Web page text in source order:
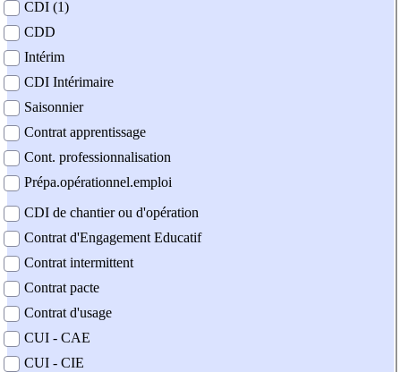
contrat
CDI (1)
CDD
Intérim
CDI Intérimaire
Saisonnier
Contrat apprentissage
Cont. professionnalisation
Prépa.opérationnel.emploi
CDI de chantier ou d'opération
Contrat d'Engagement Educatif
Contrat intermittent
Contrat pacte
Contrat d'usage
CUI - CAE
CUI - CIE